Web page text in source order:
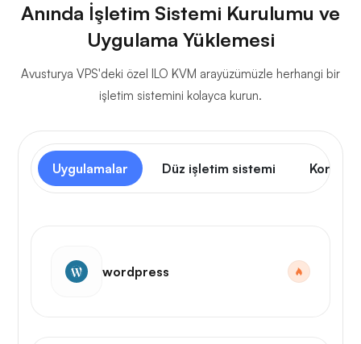
Anında İşletim Sistemi Kurulumu ve
Uygulama Yüklemesi
Avusturya VPS'deki özel ILO KVM arayüzümüzle herhangi bir
işletim sistemini kolayca kurun.
Uygulamalar Düz işletim sistemi Kontrol
wordpress